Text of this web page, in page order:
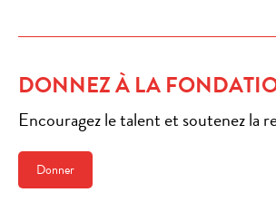
DONNEZ À LA
Encouragez le talent et soutenez la
Donner